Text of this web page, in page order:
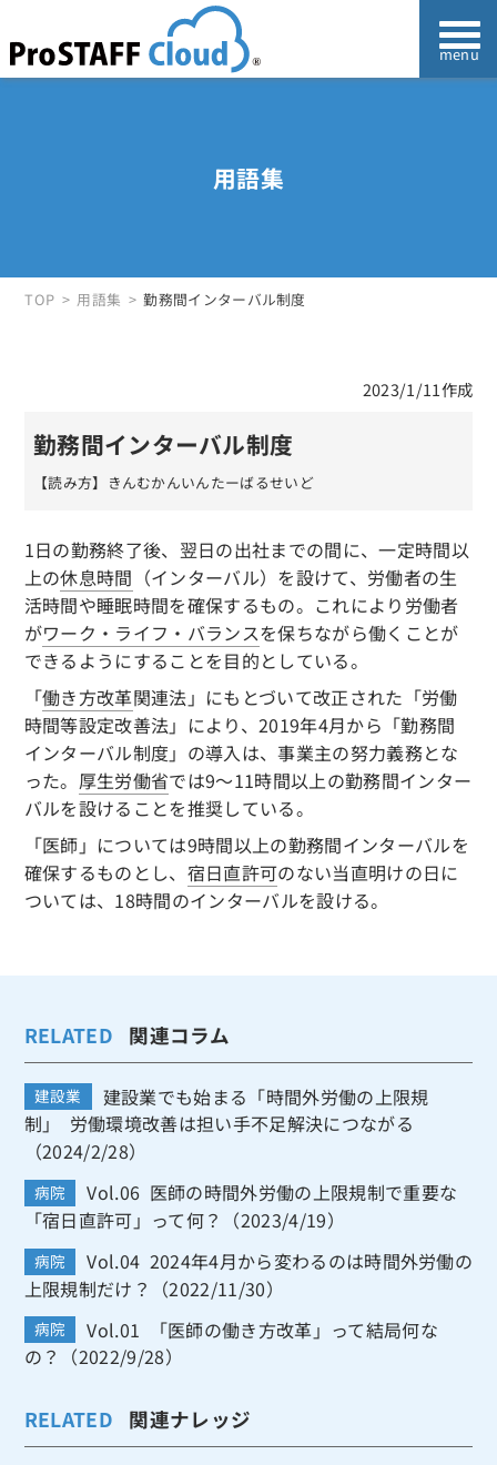
用語集
TOP 用語集 勤務間インターバル制度
2023/1/11作成
勤務間インターバル制度
【読み方】きんむかんいんたーばるせいど
1日の勤務終了後、翌日の出社までの間に、一定時間以
上の休息時間 （インターバル）を設けて、労働者の生
活時間や睡眠時間を確保するもの。これにより労働者
がワーク・ライフ・バランスを保ちながら働くことが
できるようにすることを目的としている。
「働き方改革関連法」にもとづいて改正された「労働
時間等設定改善法」により、2019年4月から「勤務間
インターバル制度」の導入は、事業主の努力義務とな
った。 厚生労働省では9～11時間以上の勤務間インター
バルを設けることを推奨している。
「医師」については9時間以上の勤務間インターバルを
確保するものとし、 宿日直許可のない当直明けの日に
ついては、18時間のインターバルを設ける。
RELATED 関連コラム
建設業
建設業でも始まる「時間外労働の上限規
制」 労働環境改善は担い手不足解決につながる
（2024/2/28）
病院
Vol.06 医師の時間外労働の上限規制で重要な
「宿日直許可」って何？（2023/4/19）
病院
Vol.04 2024年4月から変わるのは時間外労働の
上限規制だけ？（2022/11/30）
病院
Vol.01 「医師の働き方改革」って結局何な
の？（2022/9/28）
RELATED 関連ナレッジ